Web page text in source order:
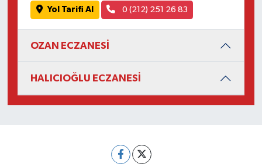
Yol Tarifi Al 0 (212) 251 26 83
OZAN ECZANESİ
HALICIOĞLU ECZANESİ